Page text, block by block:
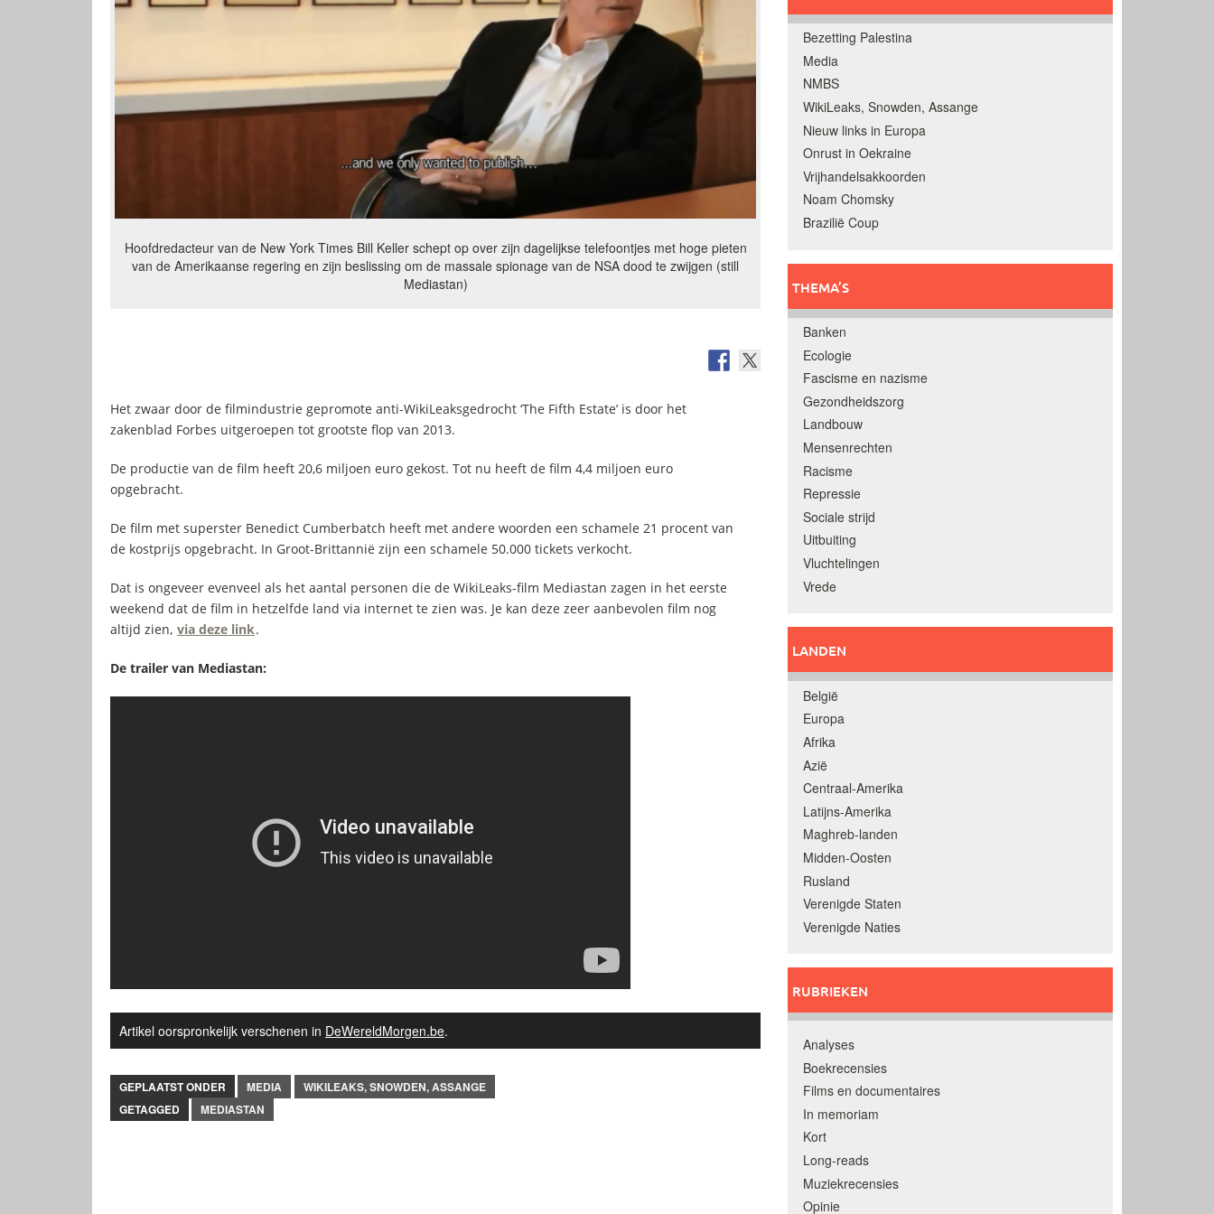
Hoofdredacteur van de New York Times Bill Keller schept op over zijn dagelijkse telefoontjes met hoge pieten
van de Amerikaanse regering en zijn beslissing om de massale spionage van de NSA dood te zwijgen (still
Mediastan)
Het zwaar door de filmindustrie gepromote anti-WikiLeaksgedrocht ‘The Fifth Estate’ is door het
zakenblad Forbes uitgeroepen tot grootste flop van 2013.
De productie van de film heeft 20,6 miljoen euro gekost. Tot nu heeft de film 4,4 miljoen euro
opgebracht.
De film met superster Benedict Cumberbatch heeft met andere woorden een schamele 21 procent van
de kostprijs opgebracht. In Groot-Brittannië zijn een schamele 50.000 tickets verkocht.
Dat is ongeveer evenveel als het aantal personen die de WikiLeaks-film Mediastan zagen in het eerste
weekend dat de film in hetzelfde land via internet te zien was. Je kan deze zeer aanbevolen film nog
altijd zien, via deze link.
De trailer van Mediastan:
Artikel oorspronkelijk verschenen in DeWereldMorgen.be.
GEPLAATST ONDER MEDIA
WIKILEAKS, SNOWDEN, ASSANGE
GETAGGED
MEDIASTAN
Bezetting Palestina
Media
NMBS
WikiLeaks, Snowden, Assange
Nieuw links in Europa
Onrust in Oekraine
Vrijhandelsakkoorden
Noam Chomsky
Brazilië Coup
THEMA’S
Banken
Ecologie
Fascisme en nazisme
Gezondheidszorg
Landbouw
Mensenrechten
Racisme
Repressie
Sociale strijd
Uitbuiting
Vluchtelingen
Vrede
LANDEN
België
Europa
Afrika
Azië
Centraal-Amerika
Latijns-Amerika
Maghreb-landen
Midden-Oosten
Rusland
Verenigde Staten
Verenigde Naties
RUBRIEKEN
Analyses
Boekrecensies
Films en documentaires
In memoriam
Kort
Long-reads
Muziekrecensies
Opinie